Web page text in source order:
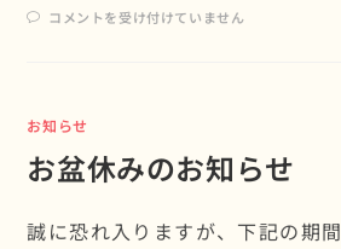
コメントを受け付けていません
お知らせ
お盆休みのお知らせ
誠に恐れ入りますが、下記の期